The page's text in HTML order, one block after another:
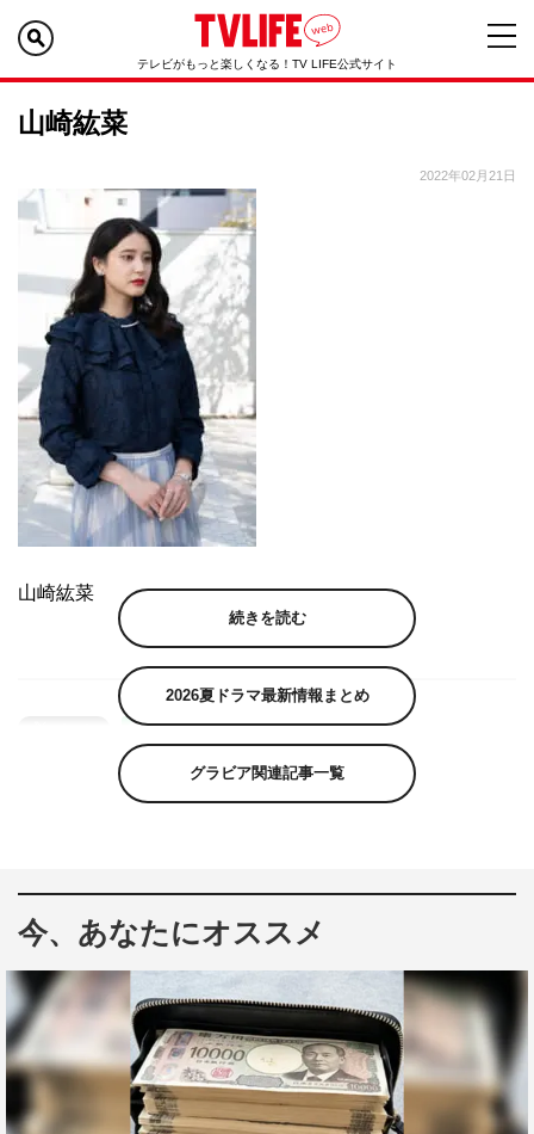
テレビがもっと楽しくなる！TV LIFE公式サイト
山崎紘菜
2022年02月21日
山崎紘菜
続きを読む
2026夏ドラマ最新情報まとめ
グラビア関連記事一覧
今、あなたにオススメ